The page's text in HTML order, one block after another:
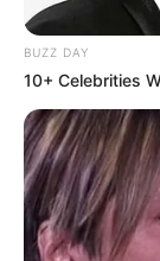
BUZZ DAY
10+ Celebrities